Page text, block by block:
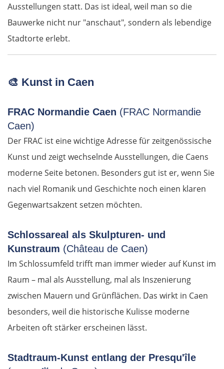
Ausstellungen statt. Das ist ideal, weil man so die
Bauwerke nicht nur "anschaut", sondern als lebendige
Stadtorte erlebt.
🎨 Kunst in Caen
FRAC Normandie Caen (FRAC Normandie
Caen)
Der FRAC ist eine wichtige Adresse für zeitgenössische
Kunst und zeigt wechselnde Ausstellungen, die Caens
moderne Seite betonen. Besonders gut ist er, wenn Sie
nach viel Romanik und Geschichte noch einen klaren
Gegenwartsakzent setzen möchten.
Schlossareal als Skulpturen- und
Kunstraum (Château de Caen)
Im Schlossumfeld trifft man immer wieder auf Kunst im
Raum – mal als Ausstellung, mal als Inszenierung
zwischen Mauern und Grünflächen. Das wirkt in Caen
besonders, weil die historische Kulisse moderne
Arbeiten oft stärker erscheinen lässt.
Stadtraum-Kunst entlang der Presqu'île
Turek
Posen
Schwiebus
Deutschland Ost
Frankfurt (Oder)
Fürstenwalde
Spreewald
Senftenberg
Dresden
Pirna
Sächsische Schweiz